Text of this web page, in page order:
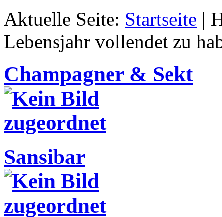
Aktuelle Seite: Startseite |
Lebensjahr vollendet zu
Champagner & Sekt
Sansibar